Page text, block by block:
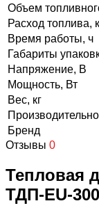
Объем
Расход топлива,
Время работы, ч
Габариты
Напряжение, В
Мощность, Вт
Вес, кг
Бренд
Отзывы 0
Тепловая
ТДП-EU-